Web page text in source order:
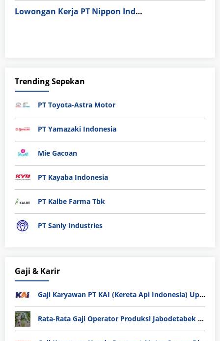
Lowongan Kerja PT Nippon Indosari Corpindo Tbk. Bulan Agustus 2026
Trending Sepekan
PT Toyota-Astra Motor
PT Yamazaki Indonesia
Mie Gacoan
PT Kayaba Indonesia
PT Kalbe Farma Tbk
PT Sanly Industries
Gaji & Karir
Gaji Karyawan PT KAI (Kereta Api Indonesia) Update 2025
Rata-Rata Gaji Operator Produksi Jabodetabek 2025: Bedah Tuntas UMK, Lemburan, dan Realita Hidup Buruh